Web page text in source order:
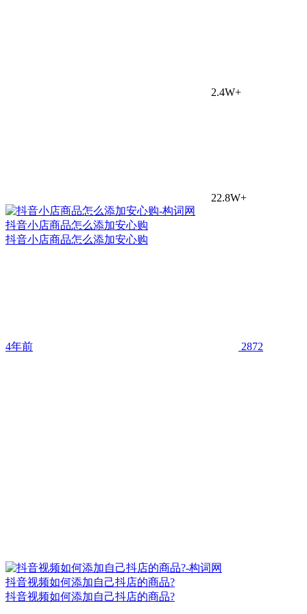
2.4W+
22.8W+
抖音小店商品怎么添加安心购
抖音小店商品怎么添加安心购
4年前 2872
抖音视频如何添加自己抖店的商品?
抖音视频如何添加自己抖店的商品?